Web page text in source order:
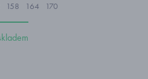
158 164 170